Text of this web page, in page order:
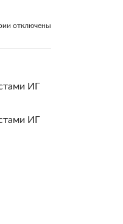
отключены
ИГ
ИГ